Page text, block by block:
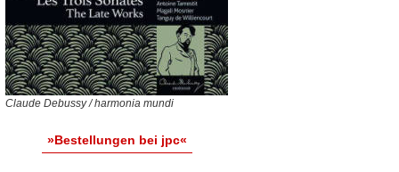
Claude Debussy / harmonia mundi
»Bestellungen bei jpc«